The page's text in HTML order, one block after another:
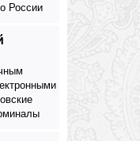
России